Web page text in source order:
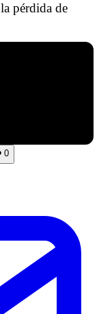
pérdida de
0